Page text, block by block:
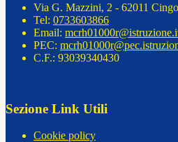
Via G. Mazzini, 2 - 62011
Tel: 0733603866
Email:
PEC:
C.F.: 93039340430
Sezione Link Utili
Cookie policy